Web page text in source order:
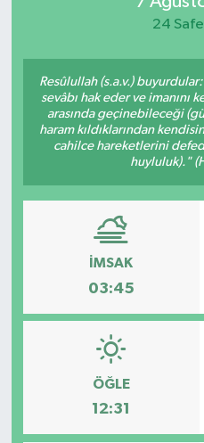
24
Resûlullah (s.a.v.)
sevâbı hak eder ve imanını
arasında geçinebileceği
haram kıldıklarından
cahilce hareketlerini
huyluluk)."
İMSAK
03:45
ÖĞLE
12:31
Özel
Resmi İlanlar
Yerel Yönetimler